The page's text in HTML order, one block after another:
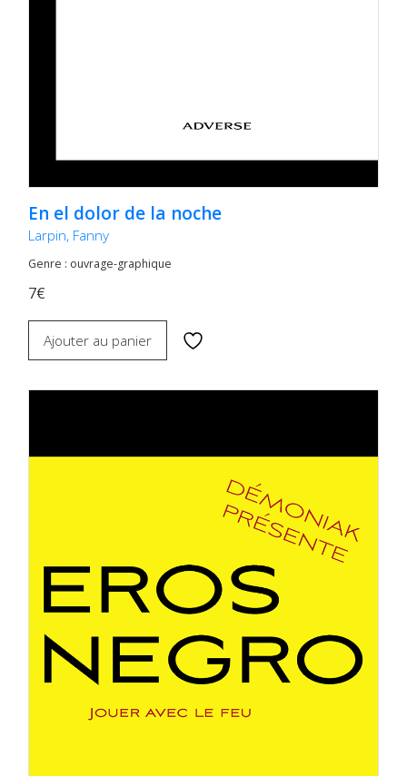
En el dolor de la noche
Larpin, Fanny
Genre : ouvrage-graphique
7€
Ajouter au panier